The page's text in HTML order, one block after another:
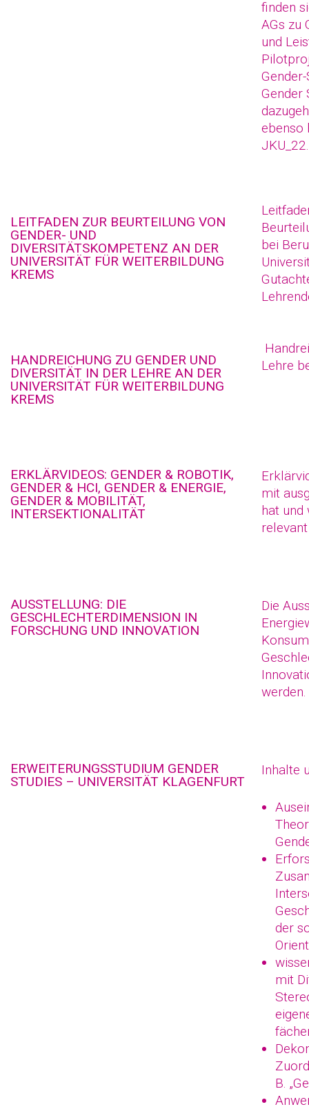
finden
AGs zu
und
Gender
ebenso
LEITFADEN ZUR BEURTEILUNG VON
GENDER- UND
DIVERSITÄTSKOMPETENZ AN DER
UNIVERSITÄT FÜR WEITERBILDUNG
KREMS
bei
HANDREICHUNG ZU GENDER UND
DIVERSITÄT IN DER LEHRE AN DER
UNIVERSITÄT FÜR WEITERBILDUNG
KREMS
Lehre
ERKLÄRVIDEOS: GENDER & ROBOTIK,
GENDER & HCI, GENDER & ENERGIE,
GENDER & MOBILITÄT,
INTERSEKTIONALITÄT
mit
hat und
AUSSTELLUNG: DIE
GESCHLECHTERDIMENSION IN
FORSCHUNG UND INNOVATION
Die
werden.
ERWEITERUNGSSTUDIUM GENDER
STUDIES – UNIVERSITÄT KLAGENFURT
Inhalte
der
mit
B.